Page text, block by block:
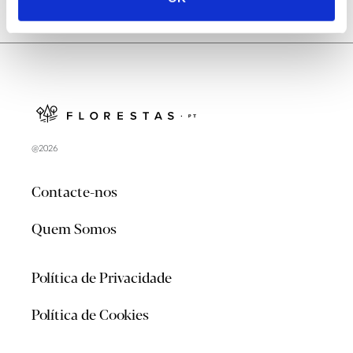
@2026
Contacte-nos
Quem Somos
Política de Privacidade
Política de Cookies